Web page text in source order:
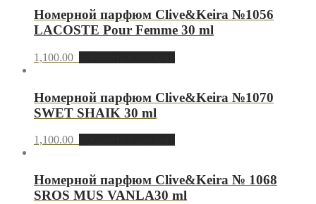
Номерной парфюм Clive&Keira №1056
LACOSTE Pour Femme 30 ml
1,100.00
Номерной парфюм Clive&Keira №1070
SWET SHAIK 30 ml
1,100.00
Номерной парфюм Clive&Keira № 1068
SROS MUS VANLA30 ml